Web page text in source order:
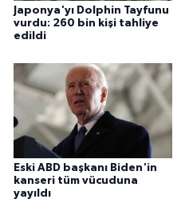
Japonya'yı Dolphin Tayfunu
vurdu: 260 bin kişi tahliye
edildi
Eski ABD başkanı Biden'in
kanseri tüm vücuduna
yayıldı